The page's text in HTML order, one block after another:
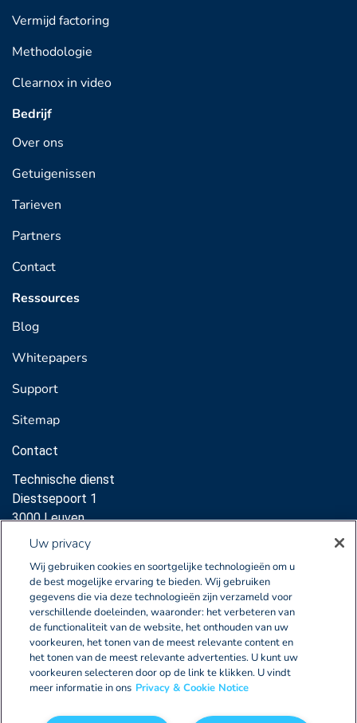
Vermijd factoring
Methodologie
Clearnox in video
Bedrijf
Over ons
Getuigenissen
Tarieven
Partners
Contact
Ressources
Blog
Whitepapers
Support
Sitemap
Contact
Technische dienst
Diestsepoort 1
3000 Leuven
Support:
Commerciële dienst
Diestsepoort 1
3000 Leuven
sales@clearnox.com
BE0405.772.873
Uw privacy
Wij gebruiken cookies en soortgelijke technologieën om u
de best mogelijke ervaring te bieden. Wij gebruiken
gegevens die via deze technologieën zijn verzameld voor
verschillende doeleinden, waaronder: het verbeteren van
de functionaliteit van de website, het onthouden van uw
voorkeuren, het tonen van de meest relevante content en
het tonen van de meest relevante advertenties. U kunt uw
voorkeuren selecteren door op de link te klikken. U vindt
meer informatie in ons Privacy & Cookie Notice